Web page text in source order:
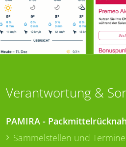
Verantwortung &
PAMIRA -
Sammelstellen und Termine